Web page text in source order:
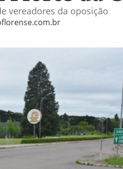
vereadores da oposição